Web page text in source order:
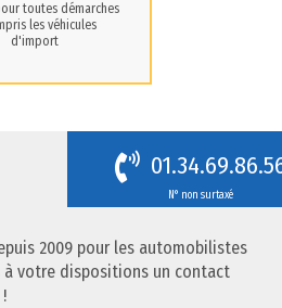
toutes démarches
les véhicules
d'import
N° non surtaxé
2009 pour les automobilistes
votre dispositions un contact